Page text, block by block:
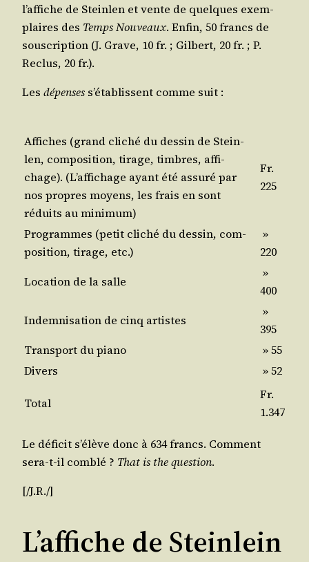
l’affiche de Stein­len et vente de quelques exem­
plaires des Temps Nou­veaux. Enfin, 50 francs de
sous­crip­tion (J. Grave, 10 fr. ; Gil­bert, 20 fr. ; P.
Reclus, 20 fr.).
Les dépenses s’établissent comme suit :
Affiches (grand cli­ché du des­sin de Stein­
len, com­po­si­tion, tirage, timbres, affi­
chage). (L’affichage ayant été assu­ré par
nos propres moyens, les frais en sont
réduits au minimum)
Fr.
225
Pro­grammes (petit cli­ché du des­sin, com­
po­si­tion, tirage, etc.)
»
220
Loca­tion de la salle
»
400
Indem­ni­sa­tion de cinq artistes
»
395
Trans­port du piano
» 55
Divers
» 52
Total
Fr.
1.347
Le défi­cit s’élève donc à 634 francs. Com­ment
sera-t-il com­blé ? That is the ques­tion.
[/J.R./]
L’affiche de Steinlein